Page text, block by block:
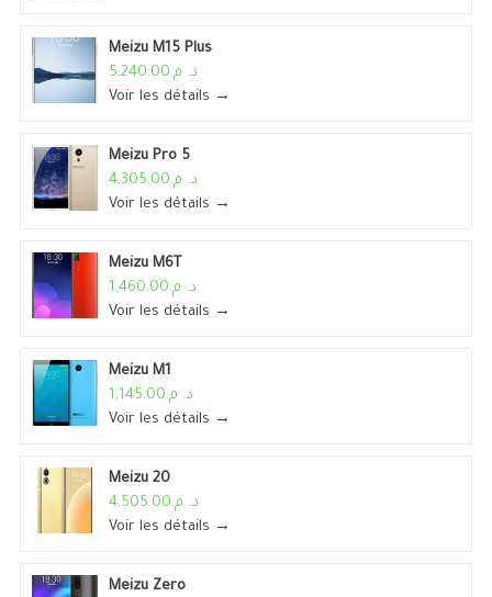
Meizu M15 Plus
د. م.5,240.00
Voir les détails →
Meizu Pro 5
د. م.4,305.00
Voir les détails →
Meizu M6T
د. م.1,460.00
Voir les détails →
Meizu M1
د. م.1,145.00
Voir les détails →
Meizu 20
د. م.4,505.00
Voir les détails →
Meizu Zero